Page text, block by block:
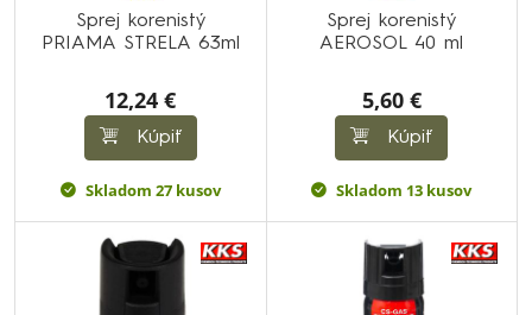
Sprej korenistý
PRIAMA STRELA 63ml
12,24 €
Kúpiť
Skladom 27 kusov
Sprej korenistý
AEROSOL 40 ml
5,60 €
Kúpiť
Skladom 13 kusov